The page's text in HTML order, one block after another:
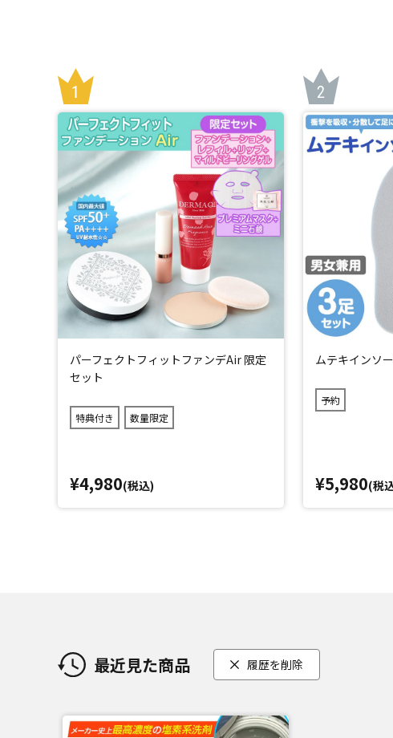
ペンの両側には「洗う」と「すすぐ」の２つの液が入った2剤式
*2：メーカー調べ。
*3：すべてのシミを落とすわけではありません。
パーフェクトフィットファンデAir 限定
セット
特典付き 数量限定
¥4,980(税込)
ムテキインソ
予約
¥5,980(税
最近見た商品 履歴を削除